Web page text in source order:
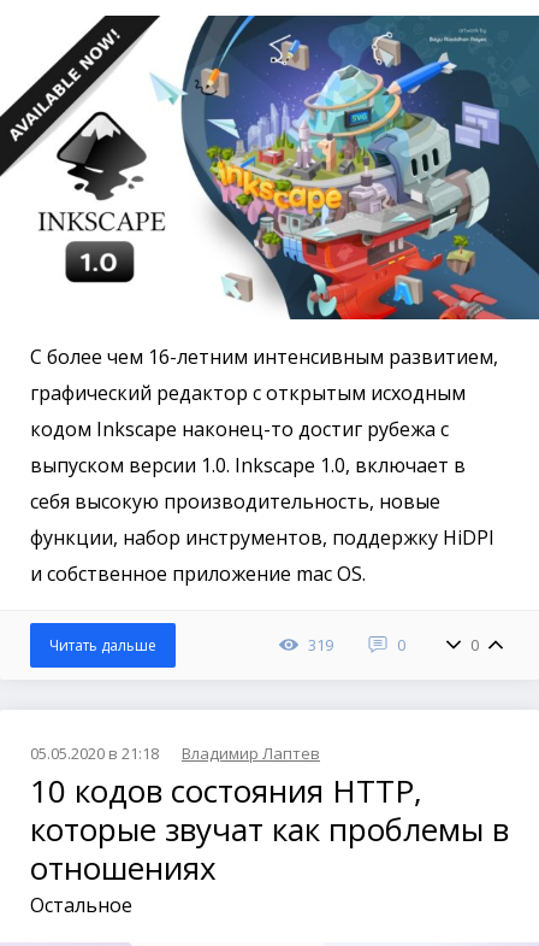
С более чем 16-летним интенсивным развитием,
графический редактор с открытым исходным
кодом Inkscape наконец-то достиг рубежа с
выпуском версии 1.0. Inkscape 1.0, включает в
себя высокую производительность, новые
функции, набор инструментов, поддержку HiDPI
и собственное приложение mac OS.
319 0 0
Читать дальше
05.05.2020 в 21:18 Владимир Лаптев
10 кодов состояния HTTP,
которые звучат как проблемы в
отношениях
Остальное